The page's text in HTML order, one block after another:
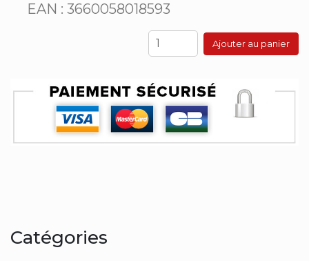
EAN : 3660058018593
Ajouter au panier
Catégories